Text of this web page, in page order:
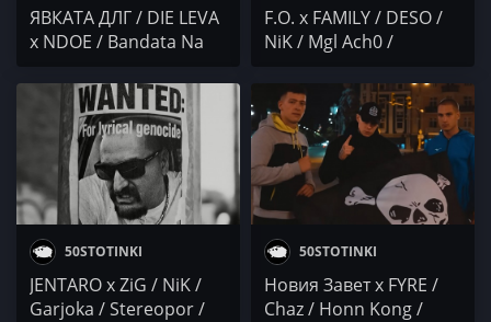
ЯВКАТА ДЛГ / DIE LEVA
x NDOE / Bandata Na
DR.DONOR / NiK /
Enkay / M.R.G / BOBY
Veno / К1АНУ / PMM
F.O. x FAMILY / DESO /
NiK / Mgl Ach0 /
VankysS / КРИСТИЯН
МЕНЕВ / BOBO ARMANI
x SLENDY x PAMECA /
OG SLAV / YS
50STOTINKI
JENTARO x ZiG / NiK /
Garjoka / Stereopor /
50STOTINKI
Новия Завет x FYRE /
Chaz / Honn Kong /